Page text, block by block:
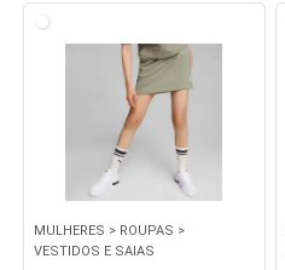
MULHERES > ROUPAS >
VESTIDOS E SAIAS